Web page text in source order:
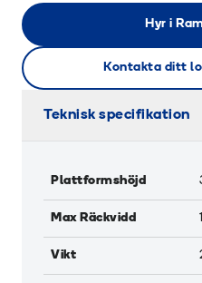
Hyr i
Kontakta ditt
Teknisk specifikation
Plattformshöjd
Max Räckvidd
Vikt